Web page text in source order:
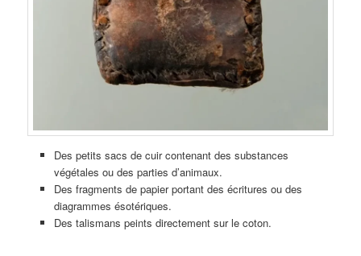
Des petits sacs de cuir contenant des substances
végétales ou des parties d’animaux.
Des fragments de papier portant des écritures ou des
diagrammes ésotériques.
Des talismans peints directement sur le coton.